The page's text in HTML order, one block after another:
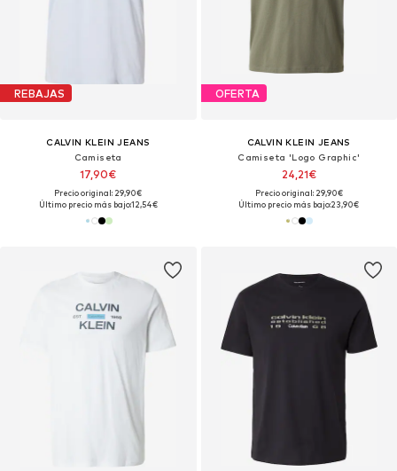
REBAJAS
CALVIN KLEIN JEANS
Camiseta
17,90€
Precio original: 29,90€
Último precio más bajo:12,54€
OFERTA
CALVIN KLEIN JEANS
Camiseta 'Logo Graphic'
24,21€
Precio original: 29,90€
Último precio más bajo:23,90€